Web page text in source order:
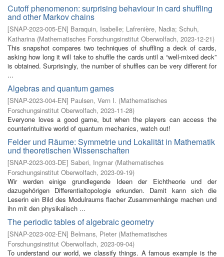
Cutoff phenomenon: surprising behaviour in card shuffling
and other Markov chains
[SNAP-2023-005-EN] Baraquin, Isabelle; Lafrenière, Nadia; Schuh,
Katharina (Mathematisches Forschungsinstitut Oberwolfach, 2023-12-21)
This snapshot compares two techniques of shuffling a deck of cards,
asking how long it will take to shuffle the cards until a “well-mixed deck”
is obtained. Surprisingly, the number of shuffles can be very different for
...
Algebras and quantum games
[SNAP-2023-004-EN] Paulsen, Vern I. (Mathematisches
Forschungsinstitut Oberwolfach, 2023-11-28)
Everyone loves a good game, but when the players can access the
counterintuitive world of quantum mechanics, watch out!
Felder und Räume: Symmetrie und Lokalität in Mathematik
und theoretischen Wissenschaften
[SNAP-2023-003-DE] Saberi, Ingmar (Mathematisches
Forschungsinstitut Oberwolfach, 2023-09-19)
Wir werden einige grundlegende Ideen der Eichtheorie und der
dazugehörigen Differentialtopologie erkunden. Damit kann sich die
Leserin ein Bild des Modulraums flacher Zusammenhänge machen und
ihn mit den physikalisch ...
The periodic tables of algebraic geometry
[SNAP-2023-002-EN] Belmans, Pieter (Mathematisches
Forschungsinstitut Oberwolfach, 2023-09-04)
To understand our world, we classify things. A famous example is the